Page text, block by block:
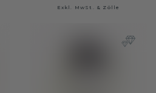
Exkl. MwSt. & Zölle